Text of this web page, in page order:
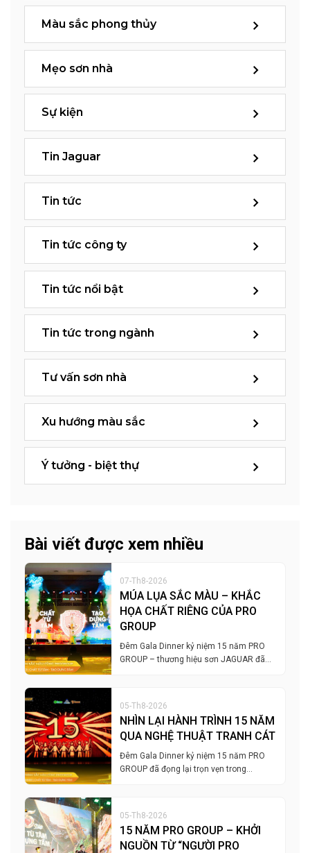
Màu sắc phong thủy
Mẹo sơn nhà
Sự kiện
Tin Jaguar
Tin tức
Tin tức công ty
Tin tức nổi bật
Tin tức trong ngành
Tư vấn sơn nhà
Xu hướng màu sắc
Ý tưởng - biệt thự
Bài viết được xem nhiều
07-Th8-2026
MÚA LỤA SẮC MÀU – KHẮC
HỌA CHẤT RIÊNG CỦA PRO
GROUP
Đêm Gala Dinner kỷ niệm 15 năm PRO
GROUP – thương hiệu sơn JAGUAR đã…
05-Th8-2026
NHÌN LẠI HÀNH TRÌNH 15 NĂM
QUA NGHỆ THUẬT TRANH CÁT
Đêm Gala Dinner kỷ niệm 15 năm PRO
GROUP đã đọng lại trọn vẹn trong…
05-Th8-2026
15 NĂM PRO GROUP – KHỞI
NGUỒN TỪ “NGƯỜI PRO